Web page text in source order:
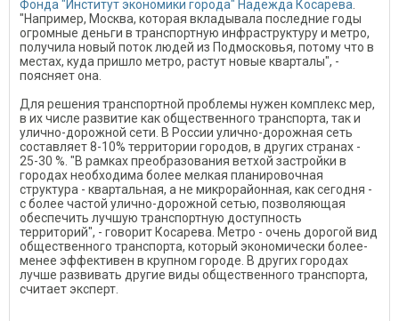
Фонда "Институт экономики города" Надежда Косарева
"Например, Москва, которая вкладывала последние годы
огромные деньги в транспортную инфраструктуру и метро,
получила новый поток людей из Подмосковья, потому что в
местах, куда пришло метро, растут новые кварталы", -
поясняет она.
Для решения транспортной проблемы нужен комплекс мер,
в их числе развитие как общественного транспорта, так и
улично-дорожной сети. В России улично-дорожная сеть
составляет 8-10% территории городов, в других странах -
25-30 %. "В рамках преобразования ветхой застройки в
городах необходима более мелкая планировочная
структура - квартальная, а не микрорайонная, как сегодня -
с более частой улично-дорожной сетью, позволяющая
обеспечить лучшую транспортную доступность
территорий", - говорит Косарева. Метро - очень дорогой вид
общественного транспорта, который экономически более-
менее эффективен в крупном городе. В других городах
лучше развивать другие виды общественного транспорта,
считает эксперт.